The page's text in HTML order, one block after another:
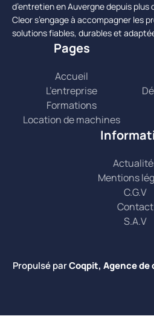
d’entretien en Auvergne depuis
Cleor s’engage à accompagner les
solutions fiables, durables et
Pages
Accueil
L’entreprise
Formations
Location de machines
Mentions
C.G.V
Contact
S.A.V
Propulsé parCoqpit, Agence